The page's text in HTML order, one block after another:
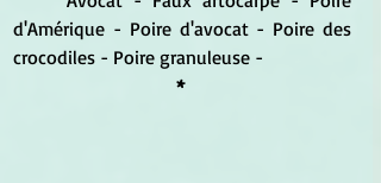
d'Amérique - Poire d'avocat - Poire des
crocodiles - Poire granuleuse -
*